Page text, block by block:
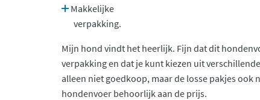
Makkelijke
verpakking.
Mijn hond vindt het heerlijk. Fijn dat dit
verpakking en dat je kunt kiezen uit
alleen niet goedkoop, maar de losse pakjes ook
hondenvoer behoorlijk aan de prijs.